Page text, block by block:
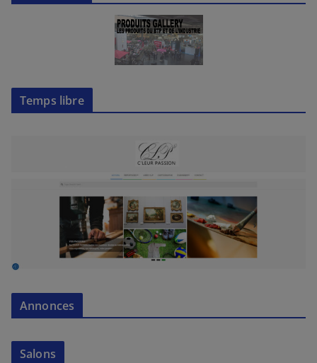
Temps libre
Annonces
Salons